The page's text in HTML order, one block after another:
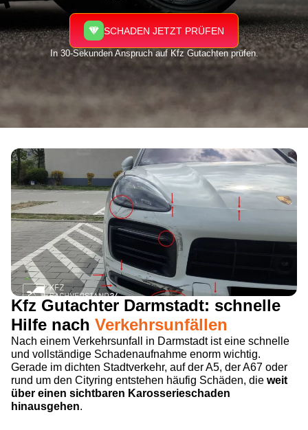
SCHADEN JETZT PRÜFEN
In 30-Sekunden Anspruch auf Kfz Gutachten prüfen.
Kfz Gutachter Darmstadt: schnelle
Hilfe nach Verkehrsunfällen
Nach einem Verkehrsunfall in Darmstadt ist eine schnelle
und vollständige Schadenaufnahme enorm wichtig.
Gerade im dichten Stadtverkehr, auf der A5, der A67 oder
rund um den Cityring entstehen häufig Schäden, die weit
über einen sichtbaren Karosserieschaden
hinausgehen.